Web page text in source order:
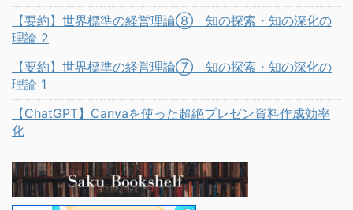
【要約】世界標準の経営理論⑧ 知の探索・知の深化の
理論 2
【要約】世界標準の経営理論⑦ 知の探索・知の深化の
理論 1
【ChatGPT】Canvaを使った超絶プレゼン資料作成効率
化